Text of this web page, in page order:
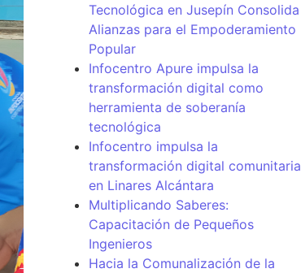
Tecnológica en Jusepín Consolida
Alianzas para el Empoderamiento
Popular
Infocentro Apure impulsa la
transformación digital como
herramienta de soberanía
tecnológica
Infocentro impulsa la
transformación digital comunitaria
en Linares Alcántara
Multiplicando Saberes:
Capacitación de Pequeños
Ingenieros
Hacia la Comunalización de la